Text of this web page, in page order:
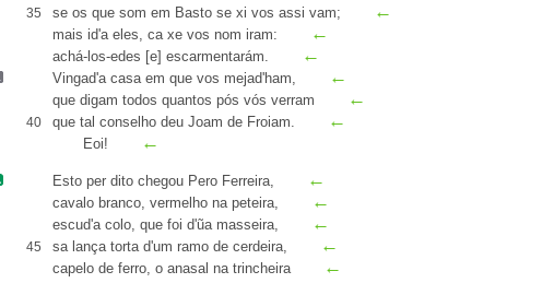
35 se os que som em Basto se xi vos assi vam; ←
mais id'a eles, ca xe vos nom iram: ←
achá-los-edes [e] escarmentarám. ←
Vingad'a casa em que vos mejad'ham, ←
que digam todos quantos pós vós verram ←
40 que tal conselho deu Joam de Froiam. ←
Eoi! ←
Esto per dito chegou Pero Ferreira, ←
cavalo branco, vermelho na peteira, ←
escud'a colo, que foi d'ũa masseira, ←
45 sa lança torta d'um ramo de cerdeira, ←
capelo de ferro, o anasal na trincheira←